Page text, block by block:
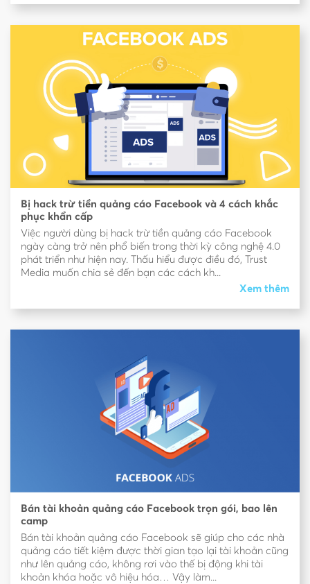
Bị hack trừ tiền quảng cáo Facebook và 4 cách khắc
phục khẩn cấp
Việc người dùng bị hack trừ tiền quảng cáo Facebook
ngày càng trở nên phổ biến trong thời kỳ công nghệ 4.0
phát triển như hiện nay. Thấu hiểu được điều đó, Trust
Media muốn chia sẻ đến bạn các cách kh...
Xem thêm
Bán tài khoản quảng cáo Facebook trọn gói, bao lên
camp
Bán tài khoản quảng cáo Facebook sẽ giúp cho các nhà
quảng cáo tiết kiệm được thời gian tạo lại tài khoản cũng
như lên quảng cáo, không rơi vào thế bị động khi tài
khoản khóa hoặc vô hiệu hóa… Vậy làm...